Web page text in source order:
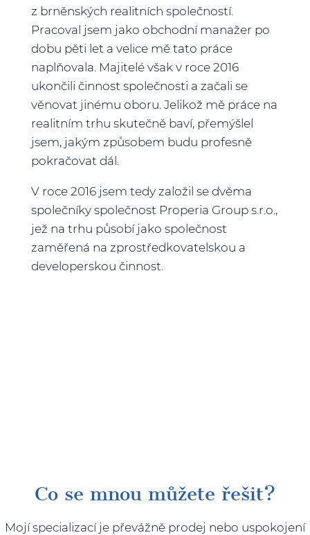
z brněnských realitních společností.
Pracoval jsem jako obchodní manažer po
dobu pěti let a velice mě tato práce
naplňovala. Majitelé však v roce 2016
ukončili činnost společnosti a začali se
věnovat jinému oboru. Jelikož mě práce na
realitním trhu skutečně baví, přemýšlel
jsem, jakým způsobem budu profesně
pokračovat dál.
V roce 2016 jsem tedy založil se dvěma
společníky společnost Properia Group s.r.o.,
jež na trhu působí jako společnost
zaměřená na zprostředkovatelskou a
developerskou činnost.
Co se mnou můžete řešit?
Mojí specializací je převážně prodej nebo uspokojení